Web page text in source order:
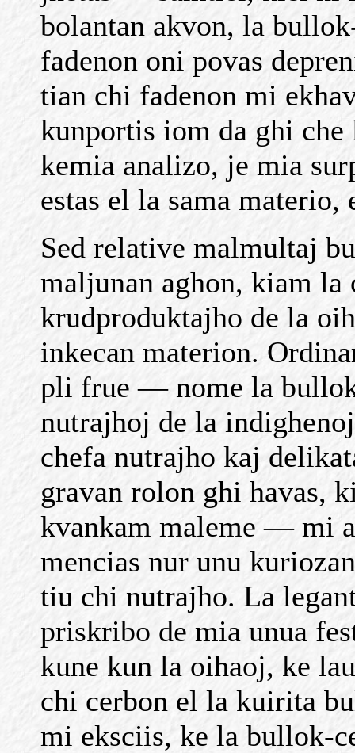
bolantan akvon, la
fadenon oni povas
tian chi fadenon mi
kunportis iom da ghi che
kemia analizo, je mia
estas el la sama
Sed relative malmultaj
maljunan aghon, kiam la
krudproduktajho de la
inkecan materion.
pli frue — nome la
nutrajhoj de la
chefa nutrajho kaj
gravan rolon ghi
kvankam maleme — mi
mencias nur unu
tiu chi nutrajho. La
priskribo de mia unua
kune kun la oihaoj, ke
chi cerbon el la kuirita
mi eksciis, ke la bullok-